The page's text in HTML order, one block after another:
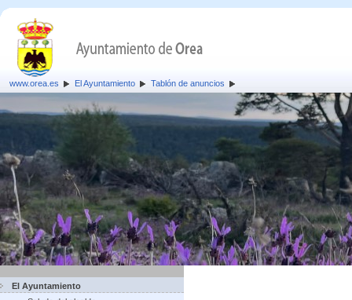
www.orea.es El Ayuntamiento Tablón de anuncios
El Ayuntamiento